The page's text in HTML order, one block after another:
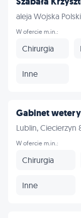
aleja Wojska
W ofercie m.in.:
Chirurgia
Inne
Gabinet
Lublin, Ciecierzyn
W ofercie m.in.:
Chirurgia
Inne